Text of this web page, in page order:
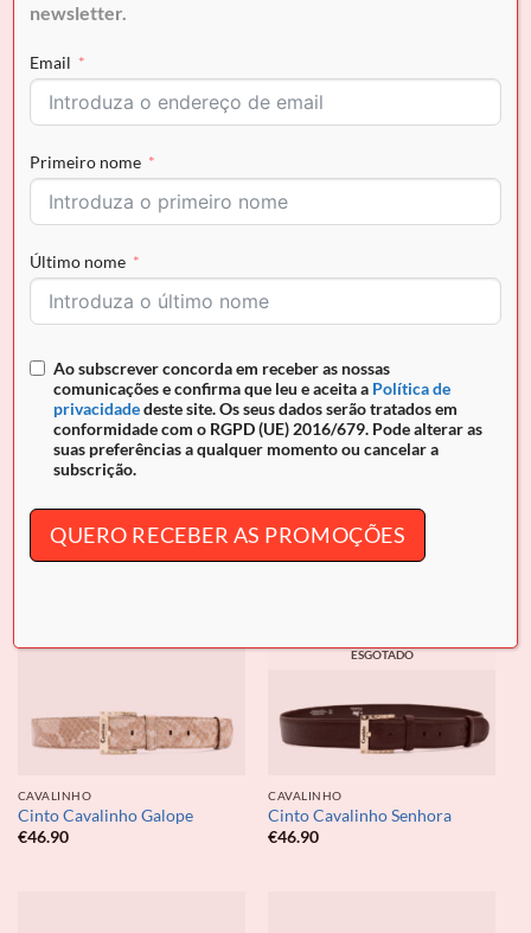
CAVALINHO
46.90
CAVALINHO
Cinto Cavalinho Homem
46.90
CAVALINHO
Cinto Cavalinho Homem
€46.90
CAVALINHO
Cinto Cavalinho Galope
€46.90
ESGOTADO
CAVALINHO
Cinto Cavalinho Senhora
€46.90
newsletter.
Email
Primeiro nome
Último nome
Ao subscrever concorda em receber as nossas
comunicações e confirma que leu e aceita a Política de
privacidadedeste site. Os seus dados serão tratados em
conformidade com o RGPD (UE) 2016/679. Pode alterar as
suas preferências a qualquer momento ou cancelar a
subscrição.
QUERO RECEBER AS PROMOÇÕES